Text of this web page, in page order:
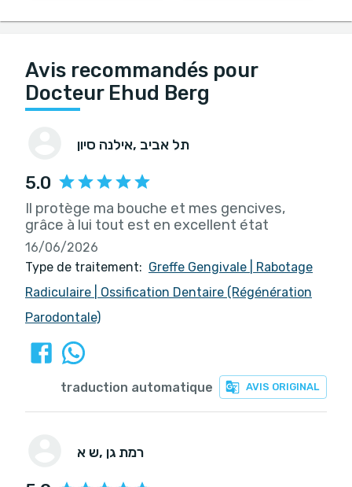
Avis recommandés pour
Docteur Ehud Berg
אילנה סיון , תל אביב
5.0
Il protège ma bouche et mes gencives,
grâce à lui tout est en excellent état
16/06/2026
Type de traitement: Greffe Gengivale
Rabotage
Radiculaire
Ossification Dentaire (Régénération
Parodontale)
AVIS ORIGINAL
traduction automatique
ש א , רמת גן